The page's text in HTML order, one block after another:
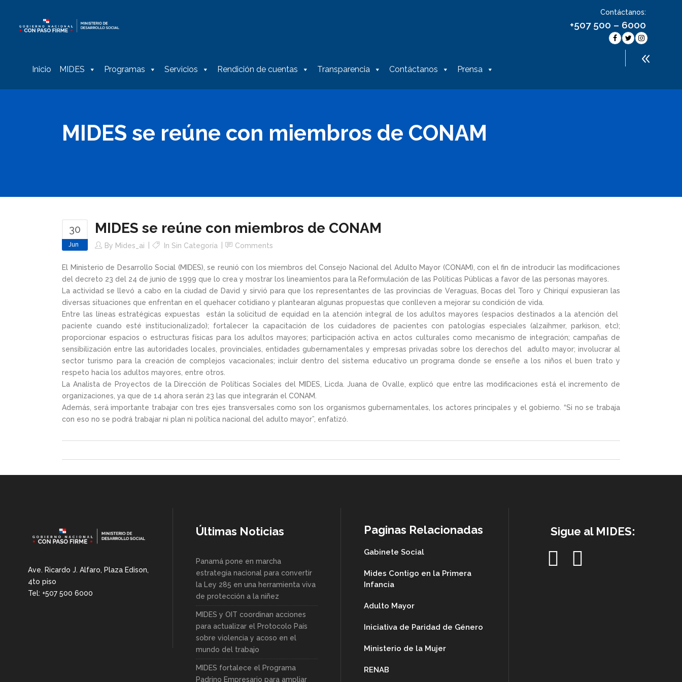
Contáctanos:
+507 500 – 6000
Inicio MIDES Programas Servicios Rendición de cuentas Transparencia Contáctanos Prensa
MIDES se reúne con miembros de CONAM
30
Jun
MIDES se reúne con miembros de CONAM
By Mides_ai In Sin Categoría Comments
El Ministerio de Desarrollo Social (MIDES), se reunió con los miembros del Consejo Nacional del Adulto Mayor (CONAM), con el fin de introducir las modificaciones
del decreto 23 del 24 de junio de 1999 que lo crea y mostrar los lineamientos para la Reformulación de las Políticas Públicas a favor de las personas mayores.
La actividad se llevó a cabo en la ciudad de David y sirvió para que los representantes de las provincias de Veraguas, Bocas del Toro y Chiriquí expusieran las
diversas situaciones que enfrentan en el quehacer cotidiano y plantearan algunas propuestas que conlleven a mejorar su condición de vida.
Entre las líneas estratégicas expuestas están la solicitud de equidad en la atención integral de los adultos mayores (espacios destinados a la atención del
paciente cuando esté institucionalizado); fortalecer la capacitación de los cuidadores de pacientes con patologías especiales (alzaihmer, parkison, etc);
proporcionar espacios o estructuras físicas para los adultos mayores; participación activa en actos culturales como mecanismo de integración; campañas de
sensibilización entre las autoridades locales, provinciales, entidades gubernamentales y empresas privadas sobre los derechos del adulto mayor; involucrar al
sector turismo para la creación de complejos vacacionales; incluir dentro del sistema educativo un programa donde se enseñe a los niños el buen trato y
respeto hacia los adultos mayores, entre otros.
La Analista de Proyectos de la Dirección de Políticas Sociales del MIDES, Licda. Juana de Ovalle, explicó que entre las modificaciones está el incremento de
organizaciones, ya que de 14 ahora serán 23 las que integrarán el CONAM.
Además, será importante trabajar con tres ejes transversales como son los organismos gubernamentales, los actores principales y el gobierno. “Si no se trabaja
con eso no se podrá trabajar ni plan ni política nacional del adulto mayor”, enfatizó.
Ave. Ricardo J. Alfaro, Plaza Edison,
4to piso
Tel: +507 500 6000
Últimas Noticias
Panamá pone en marcha
estrategia nacional para convertir
la Ley 285 en una herramienta viva
de protección a la niñez
MIDES y OIT coordinan acciones
para actualizar el Protocolo País
sobre violencia y acoso en el
mundo del trabajo
MIDES fortalece el Programa
Padrino Empresario para ampliar
Paginas Relacionadas
Gabinete Social
Mides Contigo en la Primera
Infancia
Adulto Mayor
Iniciativa de Paridad de Género
Ministerio de la Mujer
RENAB
Sigue al MIDES: